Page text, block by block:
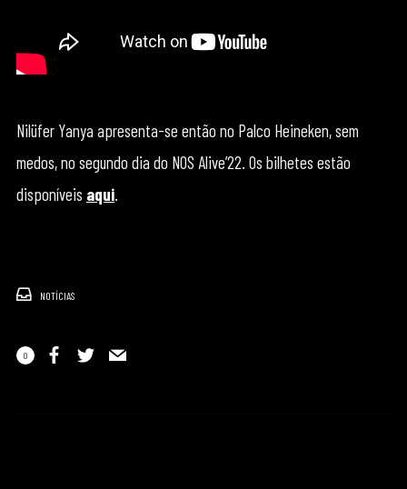
Nilüfer Yanya apresenta-se então no Palco Heineken, sem
medos, no segundo dia do NOS Alive’22. Os bilhetes estão
disponíveis aqui.
NOTÍCIAS
0